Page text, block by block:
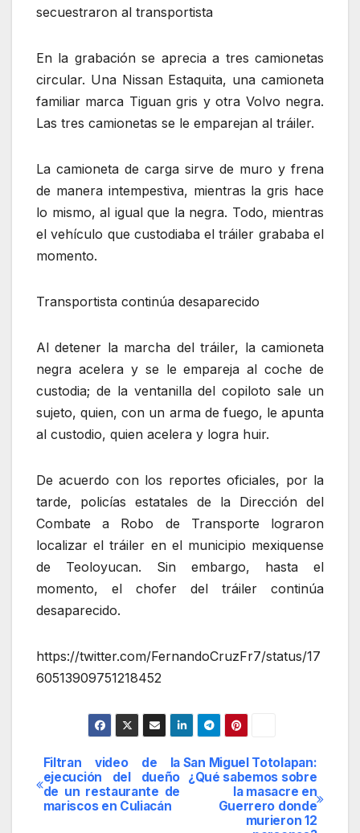
secuestraron al transportista
En la grabación se aprecia a tres camionetas
circular. Una Nissan Estaquita, una camioneta
familiar marca Tiguan gris y otra Volvo negra.
Las tres camionetas se le emparejan al tráiler.
La camioneta de carga sirve de muro y frena
de manera intempestiva, mientras la gris hace
lo mismo, al igual que la negra. Todo, mientras
el vehículo que custodiaba el tráiler grababa el
momento.
Transportista continúa desaparecido
Al detener la marcha del tráiler, la camioneta
negra acelera y se le empareja al coche de
custodia; de la ventanilla del copiloto sale un
sujeto, quien, con un arma de fuego, le apunta
al custodio, quien acelera y logra huir.
De acuerdo con los reportes oficiales, por la
tarde, policías estatales de la Dirección del
Combate a Robo de Transporte lograron
localizar el tráiler en el municipio mexiquense
de Teoloyucan. Sin embargo, hasta el
momento, el chofer del tráiler continúa
desaparecido.
https://twitter.com/FernandoCruzFr7/status/17
60513909751218452
Navegación
de
San Miguel Totolapan:
¿Qué sabemos sobre
la masacre en
Guerrero donde
murieron 12
Filtran video de la
ejecución del dueño
de un restaurante de
mariscos en Culiacán